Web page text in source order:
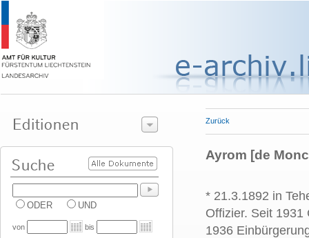
ODER UND
von bis
Zurück
Ayrom [de
* 21.3.1892 in
Offizier. Seit
1936